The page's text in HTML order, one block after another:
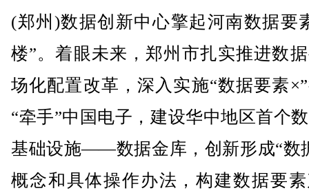
(郑州)数据创新中心擎起河南数据要
楼”。着眼未来，郑州市扎实推进数
场化配置改革，深入实施“数据要素
“牵手”中国电子，建设华中地区首个
基础设施——数据金库，创新形成“数
概念和具体操作办法，构建数据要